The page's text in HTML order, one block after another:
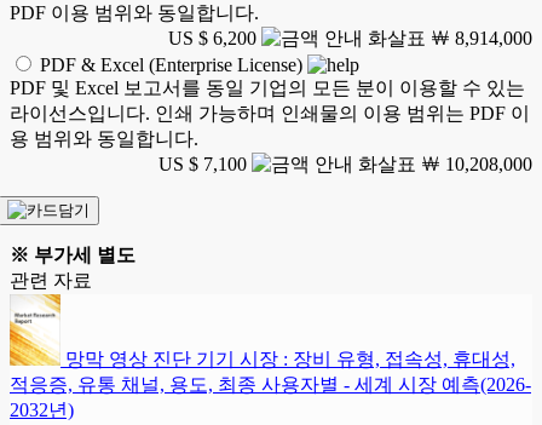
PDF 이용 범위와 동일합니다.
US $ 6,200
￦ 8,914,000
PDF & Excel (Enterprise License)
PDF 및 Excel 보고서를 동일 기업의 모든 분이 이용할 수 있는
라이선스입니다. 인쇄 가능하며 인쇄물의 이용 범위는 PDF 이
용 범위와 동일합니다.
US $ 7,100
￦ 10,208,000
※ 부가세 별도
관련 자료
망막 영상 진단 기기 시장 : 장비 유형, 접속성, 휴대성,
적응증, 유통 채널, 용도, 최종 사용자별 - 세계 시장 예측(2026-
2032년)